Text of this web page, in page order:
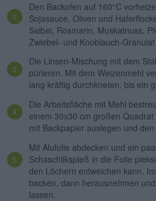
Den Backofen auf 160°C
Sojasauce, Oliven und
Salbei, Rosmarin, Muskatnuss,
Zwiebel- und Knoblauch-Granulat
Die Linsen-Mischung mit dem
pürieren. Mit dem Weizenmehl
lang kräftig durchkneten, bis ein
Die Arbeitsfläche mit Mehl
einem 30x30 cm großen
mit Backpapier auslegen und
Mit Alufolie abdecken und ein
Schaschlikspieß in die Folie
den Löchern entweichen kann.
backen, dann herausnehmen
lassen.